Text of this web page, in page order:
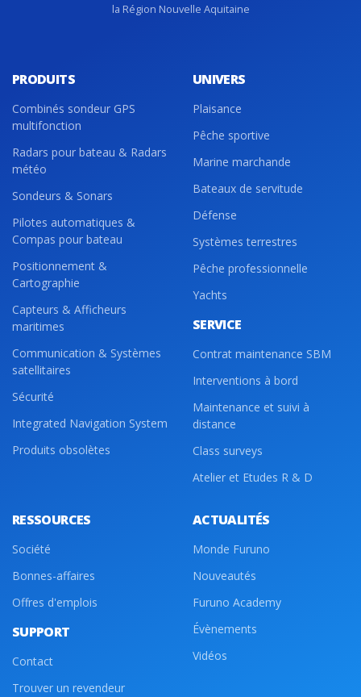
la Région Nouvelle Aquitaine
PRODUITS
Combinés sondeur GPS
multifonction
Radars pour bateau & Radars
météo
Sondeurs & Sonars
Pilotes automatiques &
Compas pour bateau
Positionnement &
Cartographie
Capteurs & Afficheurs
maritimes
Communication & Systèmes
satellitaires
Sécurité
Integrated Navigation System
Produits obsolètes
UNIVERS
Plaisance
Pêche sportive
Marine marchande
Bateaux de servitude
Défense
Systèmes terrestres
Pêche professionnelle
Yachts
SERVICE
Contrat maintenance SBM
Interventions à bord
Maintenance et suivi à
distance
Class surveys
Atelier et Etudes R & D
RESSOURCES
Société
Bonnes-affaires
Offres d'emplois
SUPPORT
Contact
Trouver un revendeur
ACTUALITÉS
Monde Furuno
Nouveautés
Furuno Academy
Évènements
Vidéos